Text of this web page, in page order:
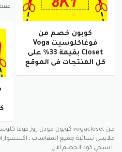
كوبون خصم من
فوغاكلوسيت Voga
Closet بقيمة 33% على
كل المنتجات فى الموقع
فقط انسخي كود الخصم الان .
ملابس نسائية جميع المقاسات ،
انسخي كود الخصم الان .